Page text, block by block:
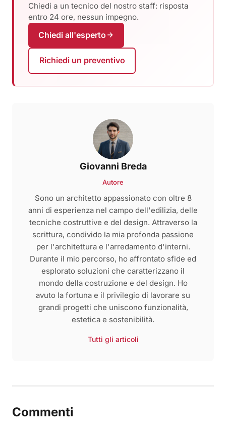
Chiedi a un tecnico del nostro staff: risposta
entro 24 ore, nessun impegno.
Chiedi all'esperto
Richiedi un preventivo
Giovanni Breda
Autore
Sono un architetto appassionato con oltre 8
anni di esperienza nel campo dell'edilizia, delle
tecniche costruttive e del design. Attraverso la
scrittura, condivido la mia profonda passione
per l'architettura e l'arredamento d'interni.
Durante il mio percorso, ho affrontato sfide ed
esplorato soluzioni che caratterizzano il
mondo della costruzione e del design. Ho
avuto la fortuna e il privilegio di lavorare su
grandi progetti che uniscono funzionalità,
estetica e sostenibilità.
Tutti gli articoli
Commenti